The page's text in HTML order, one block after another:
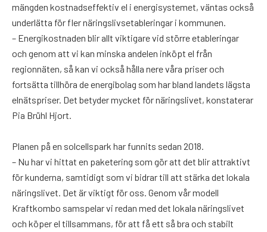
mängden kostnadseffektiv el i energisystemet, väntas också
underlätta för fler näringslivsetableringar i kommunen.
– Energikostnaden blir allt viktigare vid större etableringar
och genom att vi kan minska andelen inköpt el från
regionnäten, så kan vi också hålla nere våra priser och
fortsätta tillhöra de energibolag som har bland landets lägsta
elnätspriser. Det betyder mycket för näringslivet, konstaterar
Pia Brühl Hjort.
Planen på en solcellspark har funnits sedan 2018.
– Nu har vi hittat en paketering som gör att det blir attraktivt
för kunderna, samtidigt som vi bidrar till att stärka det lokala
näringslivet. Det är viktigt för oss. Genom vår modell
Kraftkombo samspelar vi redan med det lokala näringslivet
och köper el tillsammans, för att få ett så bra och stabilt